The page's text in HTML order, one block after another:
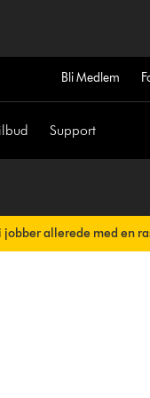
Bli Medlem
Support
allerede med en